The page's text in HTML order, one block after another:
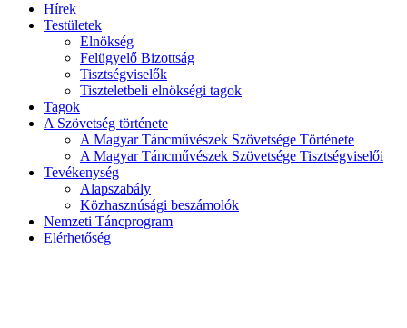
Hírek
Testületek
Elnökség
Felügyelő Bizottság
Tisztségviselők
Tiszteletbeli elnökségi tagok
Tagok
A Szövetség története
A Magyar Táncművészek Szövetsége Története
A Magyar Táncművészek Szövetsége Tisztségviselői
Tevékenység
Alapszabály
Közhasznúsági beszámolók
Nemzeti Táncprogram
Elérhetőség